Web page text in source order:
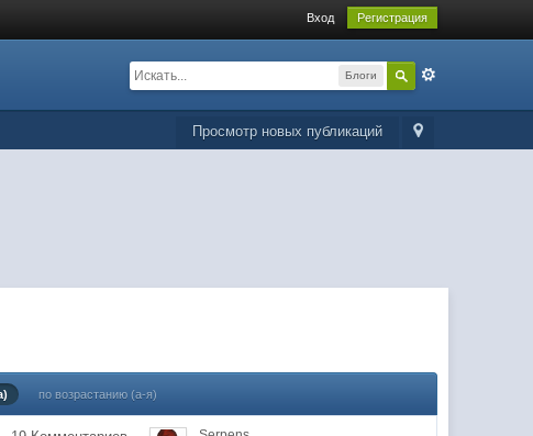
Вход Регистрация
Блоги
Просмотр новых публикаций
по возрастанию (а-я)